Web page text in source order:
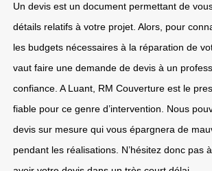
Un devis est un document permettant de
détails relatifs à votre projet. Alors, pour
les budgets nécessaires à la réparation de
vaut faire une demande de devis à un
confiance. A Luant, RM Couverture est le
fiable pour ce genre d’intervention. Nous
devis sur mesure qui vous épargnera de
pendant les réalisations. N’hésitez donc pas